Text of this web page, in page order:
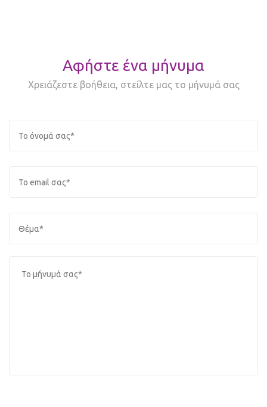
Αφήστε ένα μήνυμα
Χρειάζεστε βοήθεια, στείλτε μας το μήνυμά σας